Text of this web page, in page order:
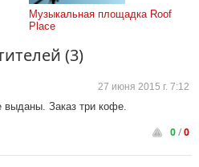
Музыкальная площадка Roof
Place
(3)
27 июня 2015 г. 7:12
выданы. Заказ три кофе.
0/0